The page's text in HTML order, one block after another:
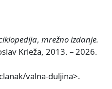
, mrežno izdanje.
Krleža, 2013. – 2026.
valna-duljina>.